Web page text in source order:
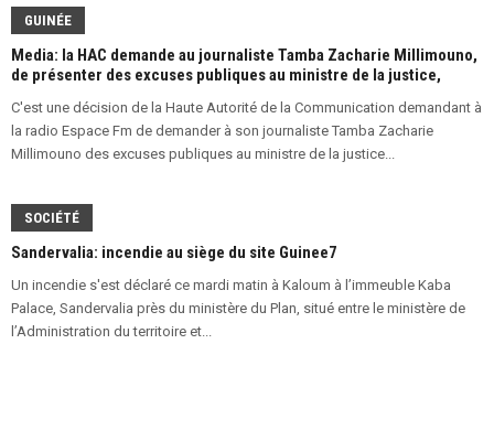
GUINÉE
Media: la HAC demande au journaliste Tamba Zacharie Millimouno,
de présenter des excuses publiques au ministre de la justice,
C'est une décision de la Haute Autorité de la Communication demandant à
la radio Espace Fm de demander à son journaliste Tamba Zacharie
Millimouno des excuses publiques au ministre de la justice...
SOCIÉTÉ
Sandervalia: incendie au siège du site Guinee7
Un incendie s'est déclaré ce mardi matin à Kaloum à l’immeuble Kaba
Palace, Sandervalia près du ministère du Plan, situé entre le ministère de
l’Administration du territoire et...